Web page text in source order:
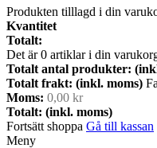
Produkten tilllagd i din
Kvantitet
Totalt:
Det är0 artiklar i din
Totalt antal produkter:
Totalt frakt: (inkl. moms)
Moms: 0,00 kr
Totalt: (inkl. moms)
Fortsätt shoppa Gå till kassan
Meny